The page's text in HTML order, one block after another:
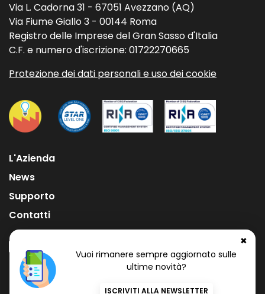
✖
Vuoi rimanere sempre aggiornato sulle
ultime novità?
ISCRIVITI ALLA NEWSLETTER
Via L. Cadorna 31 - 67051 Avezzano (AQ)
Via Fiume Giallo 3 - 00144 Roma
Registro delle Imprese del Gran Sasso d'Italia
C.F. e numero d'iscrizione: 01722270665
Protezione dei dati personali e uso dei cookie
L'Azienda
News
Supporto
Contatti
Numero Verde Gratuito